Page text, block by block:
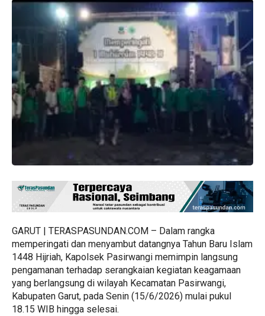
GARUT | TERASPASUNDAN.COM – Dalam rangka
memperingati dan menyambut datangnya Tahun Baru Islam
1448 Hijriah, Kapolsek Pasirwangi memimpin langsung
pengamanan terhadap serangkaian kegiatan keagamaan
yang berlangsung di wilayah Kecamatan Pasirwangi,
Kabupaten Garut, pada Senin (15/6/2026) mulai pukul
18.15 WIB hingga selesai.